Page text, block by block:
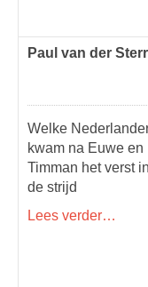
Paul van der
Welke
kwam na Euwe en
Timman het verst in
de strijd
Lees verder…